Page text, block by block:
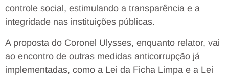
controle social, estimulando a transparência e a
integridade nas instituições públicas.
A proposta do Coronel Ulysses, enquanto relator, vai
ao encontro de outras medidas anticorrupção já
implementadas, como a Lei da Ficha Limpa e a Lei